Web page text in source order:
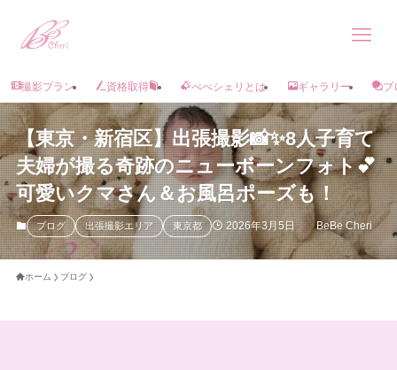
撮影プラン 資格取得 べべシェリとは ギャラリー ブ
【東京・新宿区】出張撮影📸✨8人子育て
夫婦が撮る奇跡のニューボーンフォト💕
可愛いクマさん＆お風呂ポーズも！
ブログ 出張撮影エリア 東京都 2026年3月5日 BeBe Cheri
ホーム ブログ